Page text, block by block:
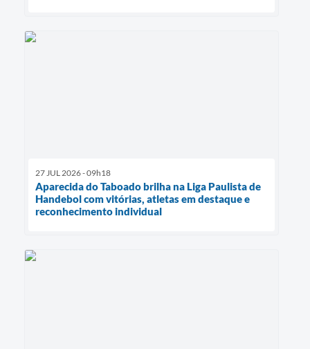
27 JUL 2026 - 09h18
Aparecida do Taboado brilha na Liga Paulista de
Handebol com vitórias, atletas em destaque e
reconhecimento individual